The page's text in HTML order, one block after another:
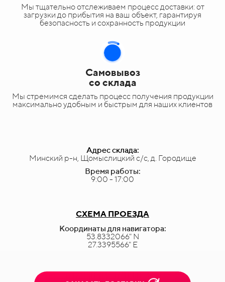
Мы тщательно отслеживаем процесс доставки: от
загрузки до прибытия на ваш объект, гарантируя
безопасность и сохранность продукции
Самовывоз
со склада
Мы стремимся сделать процесс получения продукции
максимально удобным и быстрым для наших клиентов
Адрес склада:
Минский р-н, Щомыслицкий с/с, д. Городище
Время работы:
9:00 - 17:00
СХЕМА ПРОЕЗДА
Координаты для навигатора:
53.8332066" N
27.3395566" E